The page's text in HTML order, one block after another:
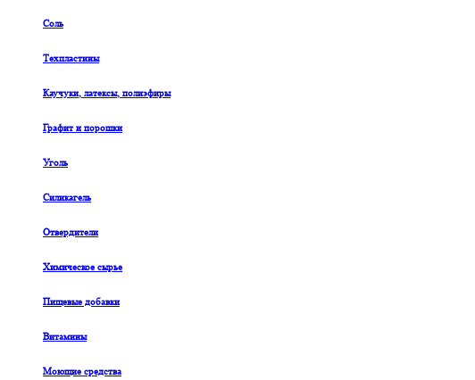
Соль
Техпластины
Каучуки, латексы, полиэфиры
Графит и порошки
Уголь
Силикагель
Отвердители
Химическое сырье
Пищевые добавки
Витамины
Моющие средства